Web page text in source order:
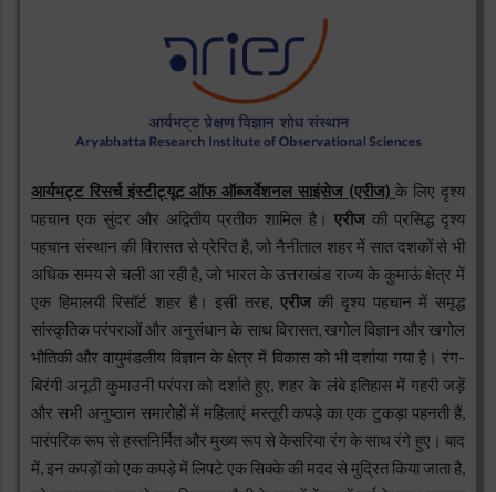
आर्यभट्ट रिसर्च इंस्टीट्यूट ऑफ ऑब्जर्वेशनल साइंसेज (एरीज)के लिए दृश्य
पहचान एक सुंदर और अद्वितीय प्रतीक शामिल है। एरीज की प्रसिद्ध दृश्य
पहचान संस्थान की विरासत से प्रेरित है, जो नैनीताल शहर में सात दशकों से भी
अधिक समय से चली आ रही है, जो भारत के उत्तराखंड राज्य के कुमाऊं क्षेत्र में
एक हिमालयी रिसॉर्ट शहर है। इसी तरह, एरीजकी दृश्य पहचान में समृद्ध
सांस्कृतिक परंपराओं और अनुसंधान के साथ विरासत, खगोल विज्ञान और खगोल
भौतिकी और वायुमंडलीय विज्ञान के क्षेत्र में विकास को भी दर्शाया गया है। रंग-
बिरंगी अनूठी कुमाउनी परंपरा को दर्शाते हुए, शहर के लंबे इतिहास में गहरी जड़ें
और सभी अनुष्ठान समारोहों में महिलाएं मस्तूरी कपड़े का एक टुकड़ा पहनती हैं,
पारंपरिक रूप से हस्तनिर्मित और मुख्य रूप से केसरिया रंग के साथ रंगे हुए। बाद
में, इन कपड़ों को एक कपड़े में लिपटे एक सिक्के की मदद से मुद्रित किया जाता है,